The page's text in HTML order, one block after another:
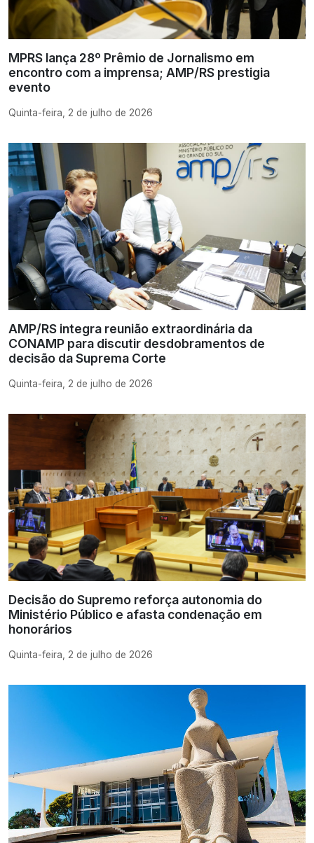
MPRS lança 28º Prêmio de Jornalismo em
encontro com a imprensa; AMP/RS prestigia
evento
Quinta-feira, 2 de julho de 2026
AMP/RS integra reunião extraordinária da
CONAMP para discutir desdobramentos de
decisão da Suprema Corte
Quinta-feira, 2 de julho de 2026
Decisão do Supremo reforça autonomia do
Ministério Público e afasta condenação em
honorários
Quinta-feira, 2 de julho de 2026